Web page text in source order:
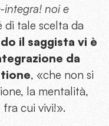
integra! noi e
di tale scelta da
il saggista vi è
da
, «che non si
la mentalità,
cui vivi!».